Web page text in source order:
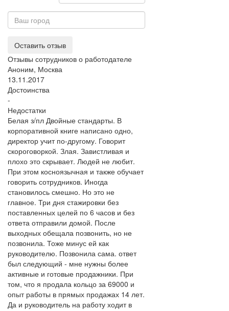
Оставить отзыв
Отзывы сотрудников о работодателе
Аноним, Москва
13.11.2017
Достоинства
-
Недостатки
Белая з/пл Двойные стандарты. В
корпоративной книге написано одно,
директор учит по-другому. Говорит
скороговоркой. Злая. Завистливая и
плохо это скрывает. Людей не любит.
При этом косноязычная и также обучает
говорить сотрудников. Иногда
становилось смешно. Но это не
главное. Три дня стажировки без
поставленных целей по 6 часов и без
ответа отправили домой. После
выходных обещала позвонить, но не
позвонила. Тоже минус ей как
руководителю. Позвонила сама. ответ
был следующий - мне нужны более
активные и готовые продажники. При
том, что я продала кольцо за 69000 и
опыт работы в прямых продажах 14 лет.
Да и руководитель на работу ходит в